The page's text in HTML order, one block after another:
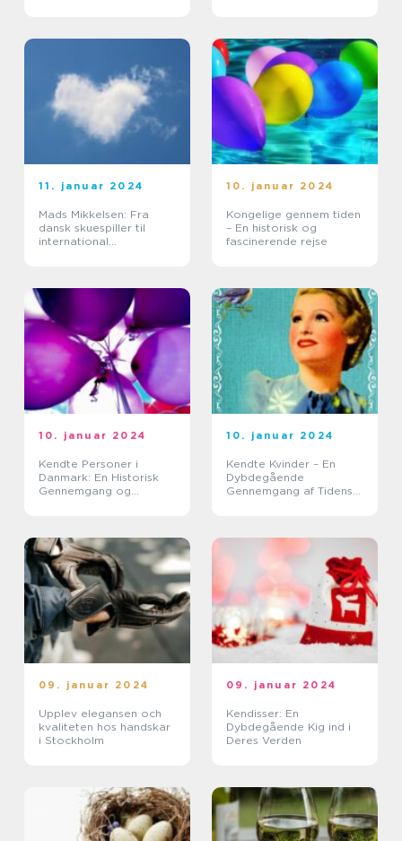
11. januar 2024
Mads Mikkelsen: Fra
dansk skuespiller til
international
10. januar 2024
Kongelige gennem tiden
– En historisk og
fascinerende rejse
10. januar 2024
Kendte Personer i
Danmark: En Historisk
Gennemgang og
10. januar 2024
Kendte Kvinder – En
Dybdegående
Gennemgang af Tidens
09. januar 2024
Upplev elegansen och
kvaliteten hos handskar
i Stockholm
09. januar 2024
Kendisser: En
Dybdegående Kig ind i
Deres Verden